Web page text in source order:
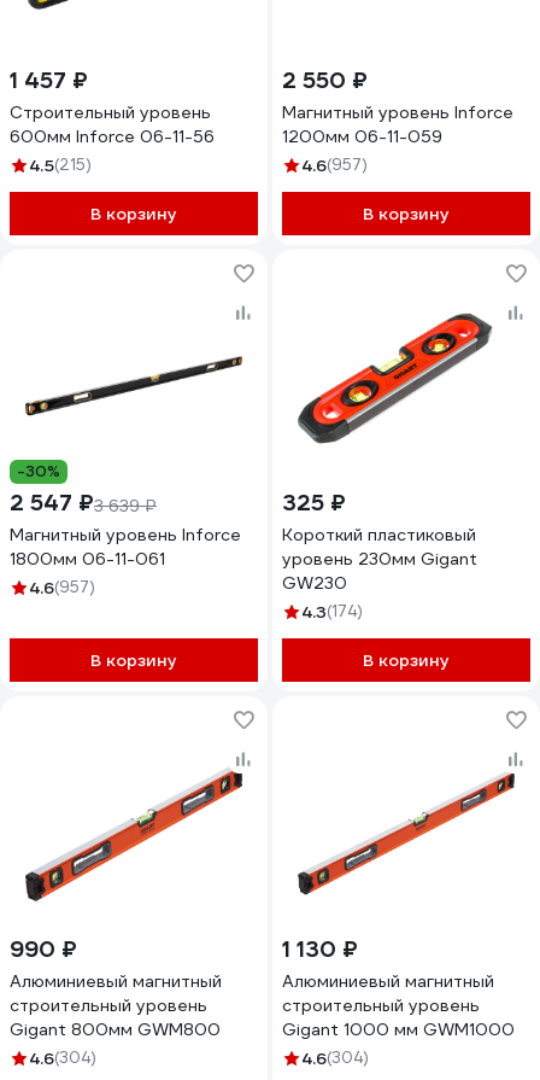
1 457 ₽
Строительный уровень
600мм Inforce 06-11-56
4.5(215)
В корзину
2 550 ₽
Магнитный уровень Inforce
1200мм 06-11-059
4.6(957)
В корзину
-30%
2 547 ₽3 639 ₽
Магнитный уровень Inforce
1800мм 06-11-061
4.6(957)
В корзину
325 ₽
Короткий пластиковый
уровень 230мм Gigant
GW230
4.3(174)
В корзину
990 ₽
Алюминиевый магнитный
строительный уровень
Gigant 800мм GWM800
4.6(304)
1 130 ₽
Алюминиевый магнитный
строительный уровень
Gigant 1000 мм GWM1000
4.6(304)